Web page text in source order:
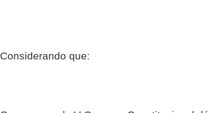
Considerando que: